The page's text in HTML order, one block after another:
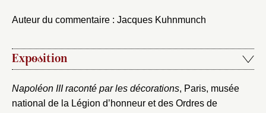
Auteur du commentaire : Jacques Kuhnmunch
Exposition
Napoléon III raconté par les décorations, Paris, musée
national de la Légion d’honneur et des Ordres de